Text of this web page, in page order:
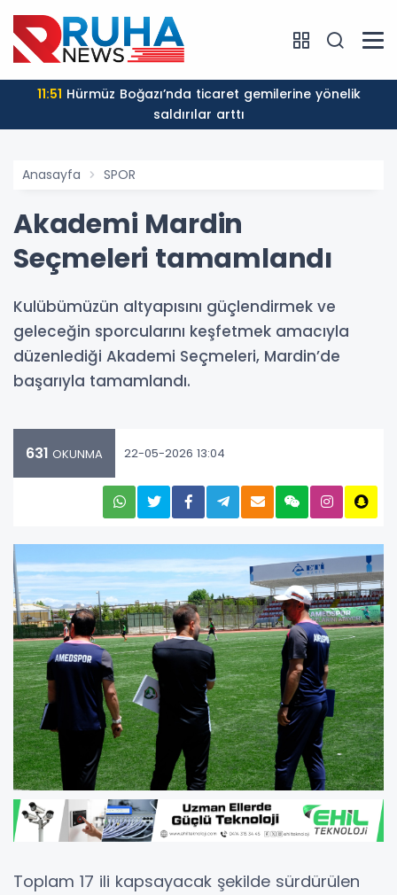
11:51
saldırılar arttı
Anasayfa SPOR
Akademi Mardin
Seçmeleri tamamlandı
Kulübümüzün altyapısını güçlendirmek ve
geleceğin sporcularını keşfetmek amacıyla
düzenlediği Akademi Seçmeleri, Mardin’de
başarıyla tamamlandı.
631 OKUNMA 22-05-2026 13:04
Toplam 17 ili kapsayacak şekilde sürdürülen